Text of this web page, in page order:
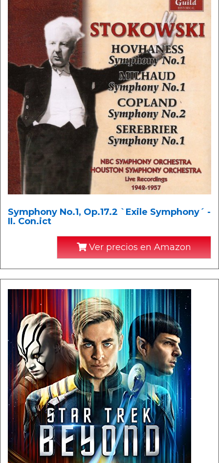
Symphony No.1, Op.17.2 `Exile Symphony´ -
II. Con.ict
Ver precios en Amazon